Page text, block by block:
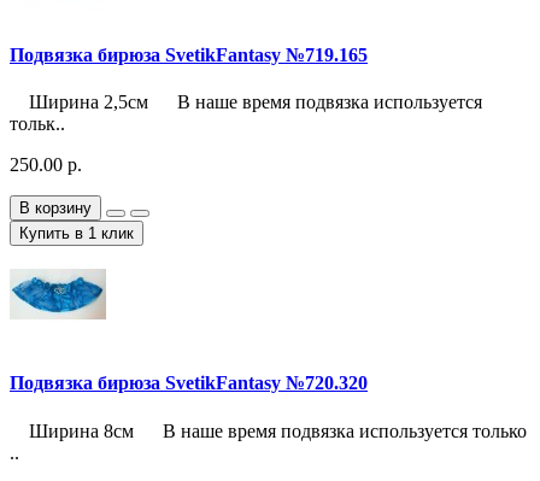
Подвязка бирюза SvetikFantasy №719.165
Ширина 2,5см В наше время подвязка используется
тольк..
250.00 р.
В корзину
Купить в 1 клик
Подвязка бирюза SvetikFantasy №720.320
Ширина 8см В наше время подвязка используется только
..